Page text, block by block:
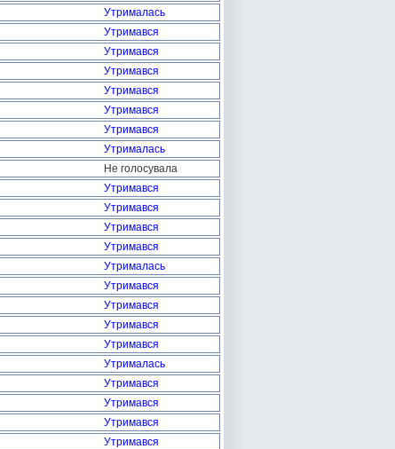
Утрималась
Утримався
Утримався
Утримався
Утримався
Утримався
Утримався
Утрималась
Не голосувала
Утримався
Утримався
Утримався
Утримався
Утрималась
Утримався
Утримався
Утримався
Утримався
Утрималась
Утримався
Утримався
Утримався
Утримався